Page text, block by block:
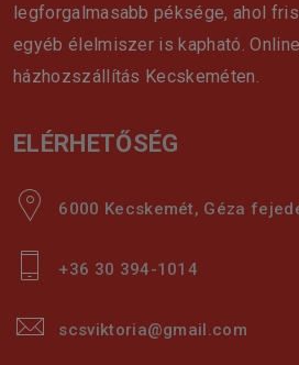
legforgalmasabb péksége, ahol
egyéb élelmiszer is kapható.
házhozszállítás Kecskeméten.
ELÉRHETŐSÉG
6000 Kecskemét, Géza
+36 30 394-1014
scsviktoria@gmail.com